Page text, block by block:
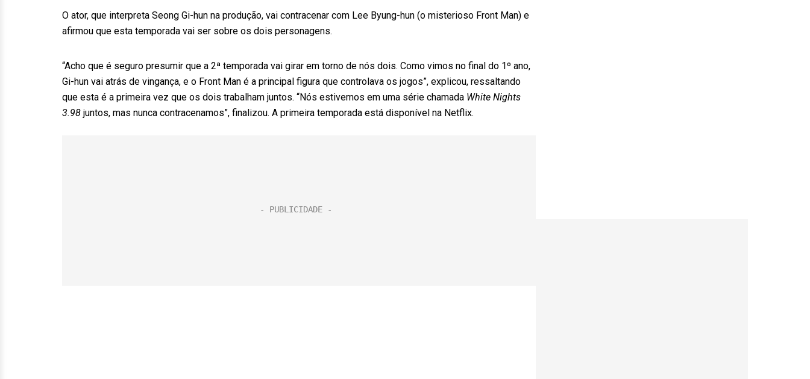
O ator, que interpreta Seong Gi-hun na produção, vai contracenar com Lee Byung-hun (o misterioso Front Man) e
afirmou que esta temporada vai ser sobre os dois personagens.
“Acho que é seguro presumir que a 2ª temporada vai girar em torno de nós dois. Como vimos no final do 1º ano,
Gi-hun vai atrás de vingança, e o Front Man é a principal figura que controlava os jogos”, explicou, ressaltando
que esta é a primeira vez que os dois trabalham juntos. “Nós estivemos em uma série chamada White Nights
3.98 juntos, mas nunca contracenamos”, finalizou. A primeira temporada está disponível na Netflix.